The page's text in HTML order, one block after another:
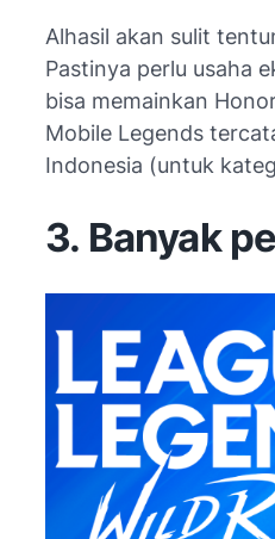
Alhasil akan sulit
Pastinya perlu usaha
bisa memainkan
Mobile Legends
Indonesia (untuk
3. Banyak